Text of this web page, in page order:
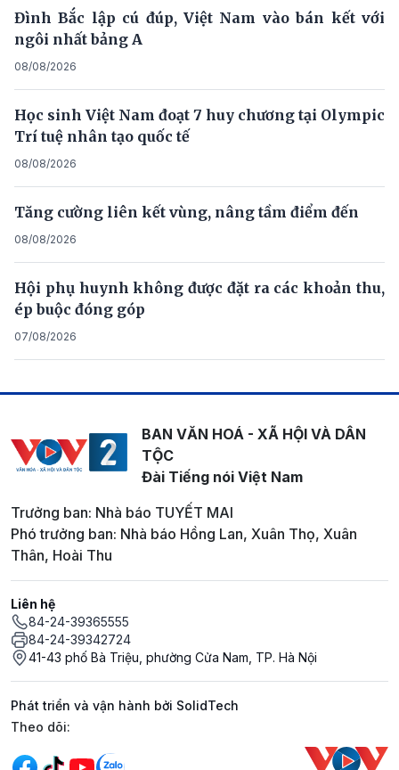
Đình Bắc lập cú đúp, Việt Nam vào bán kết với
ngôi nhất bảng A
08/08/2026
Học sinh Việt Nam đoạt 7 huy chương tại Olympic
Trí tuệ nhân tạo quốc tế
08/08/2026
Tăng cường liên kết vùng, nâng tầm điểm đến
08/08/2026
Hội phụ huynh không được đặt ra các khoản thu,
ép buộc đóng góp
07/08/2026
BAN VĂN HOÁ - XÃ HỘI VÀ DÂN
TỘC
Đài Tiếng nói Việt Nam
Trưởng ban: Nhà báo TUYẾT MAI
Phó trưởng ban: Nhà báo Hồng Lan, Xuân Thọ, Xuân
Thân, Hoài Thu
Liên hệ
84-24-39365555
84-24-39342724
41-43 phố Bà Triệu, phường Cửa Nam, TP. Hà Nội
Phát triển và vận hành bởi SolidTech
Mạng xã hội
Theo dõi: